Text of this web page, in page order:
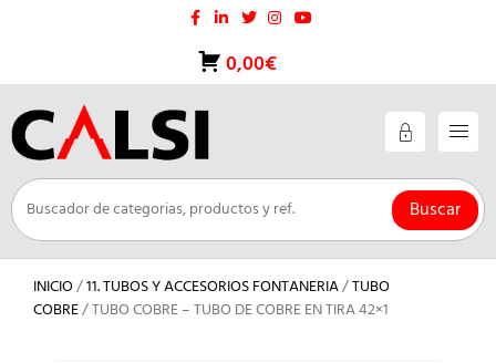
0,00€
Buscar
INICIO/11. TUBOS Y ACCESORIOS FONTANERIA/TUBO
COBRE/ TUBO COBRE – TUBO DE COBRE EN TIRA 42×1